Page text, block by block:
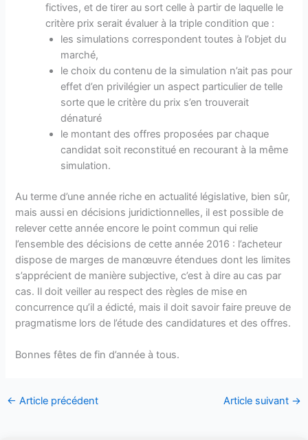
fictives, et de tirer au sort celle à partir de laquelle le
critère prix serait évaluer à la triple condition que :
les simulations correspondent toutes à l’objet du
marché,
le choix du contenu de la simulation n’ait pas pour
effet d’en privilégier un aspect particulier de telle
sorte que le critère du prix s’en trouverait
dénaturé
le montant des offres proposées par chaque
candidat soit reconstitué en recourant à la même
simulation.
Au terme d’une année riche en actualité législative, bien sûr,
mais aussi en décisions juridictionnelles, il est possible de
relever cette année encore le point commun qui relie
l’ensemble des décisions de cette année 2016 : l’acheteur
dispose de marges de manœuvre étendues dont les limites
s’apprécient de manière subjective, c’est à dire au cas par
cas. Il doit veiller au respect des règles de mise en
concurrence qu’il a édicté, mais il doit savoir faire preuve de
pragmatisme lors de l’étude des candidatures et des offres.
Bonnes fêtes de fin d’année à tous.
← Article précédent Article suivant →